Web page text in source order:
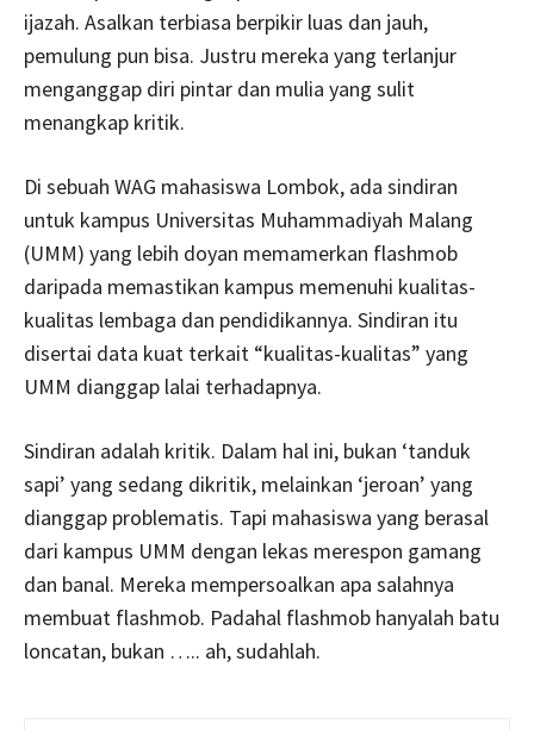
ijazah. Asalkan terbiasa berpikir luas dan jauh,
pemulung pun bisa. Justru mereka yang terlanjur
menganggap diri pintar dan mulia yang sulit
menangkap kritik.
Di sebuah WAG mahasiswa Lombok, ada sindiran
untuk kampus Universitas Muhammadiyah Malang
(UMM) yang lebih doyan memamerkan flashmob
daripada memastikan kampus memenuhi kualitas-
kualitas lembaga dan pendidikannya. Sindiran itu
disertai data kuat terkait “kualitas-kualitas” yang
UMM dianggap lalai terhadapnya.
Sindiran adalah kritik. Dalam hal ini, bukan ‘tanduk
sapi’ yang sedang dikritik, melainkan ‘jeroan’ yang
dianggap problematis. Tapi mahasiswa yang berasal
dari kampus UMM dengan lekas merespon gamang
dan banal. Mereka mempersoalkan apa salahnya
membuat flashmob. Padahal flashmob hanyalah batu
loncatan, bukan ….. ah, sudahlah.